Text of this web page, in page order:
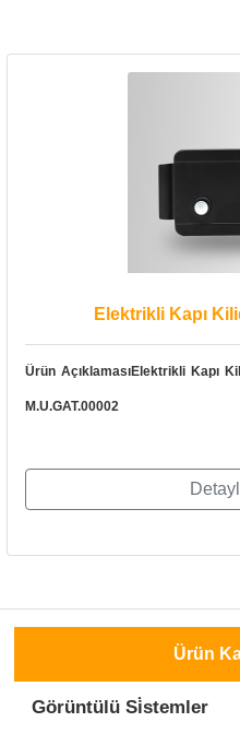
Ürün
Görüntülü Si̇stemler
Elektrikli Kapı
Ürün AçıklamasıElektrikli Kapı
M.U.GAT.00002